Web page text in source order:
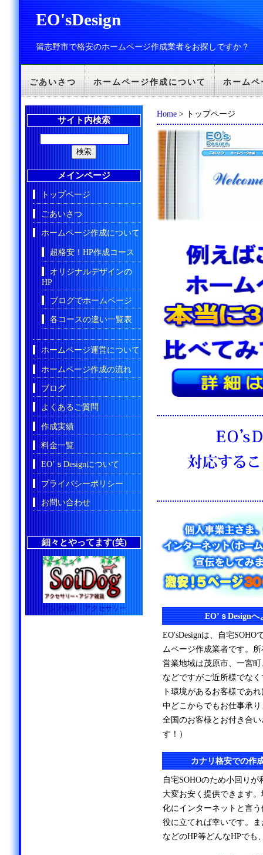
EO'sDesign
習志野市で格安のホームページ作成業者をお探しですか？
ごあいさつ ホームページ作成について ホームペ
Home > トップページ
EO’ｓDesign
EO'sDesignは、自宅SOHO
ムページ作成業者です。
営業地域は茂原市、一宮
などですがご近所様でな
ト環境があるお客様であ
中どこからでもお仕事承
全国のお客様とお付き合
す！）
カナリ格安での作
自宅SOHOのため小回り
大変お安く提供できます
化にインターネットと言
役に立てれば幸いです。
などのHP等どんなHPでも
サイト内検索
メインページ
トップページ
ごあいさつ
ホームページ作成について
超格安！HP作成コース
オリジナルデザインの
HP
ブログでホームページ
各コースの違い一覧表
ホームページ運営について
ホームページ作成の流れ
ブログ
よくあるご質問
作成実績
料金一覧
EO’ｓDesignについて
プライバシーポリシー
お問い合わせ
細々とやってます(笑)
アジア雑貨・アクセサリー